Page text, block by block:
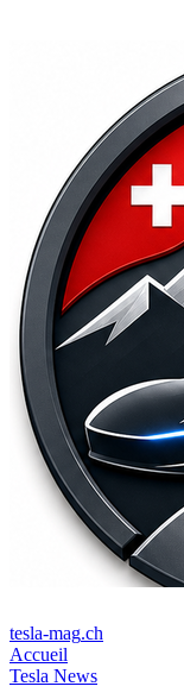
tesla-mag.ch
Accueil
Tesla News